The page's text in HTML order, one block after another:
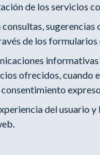
de los servicios
consultas, sugerencias
de los formularios
ofrecidos, cuando
del usuario y